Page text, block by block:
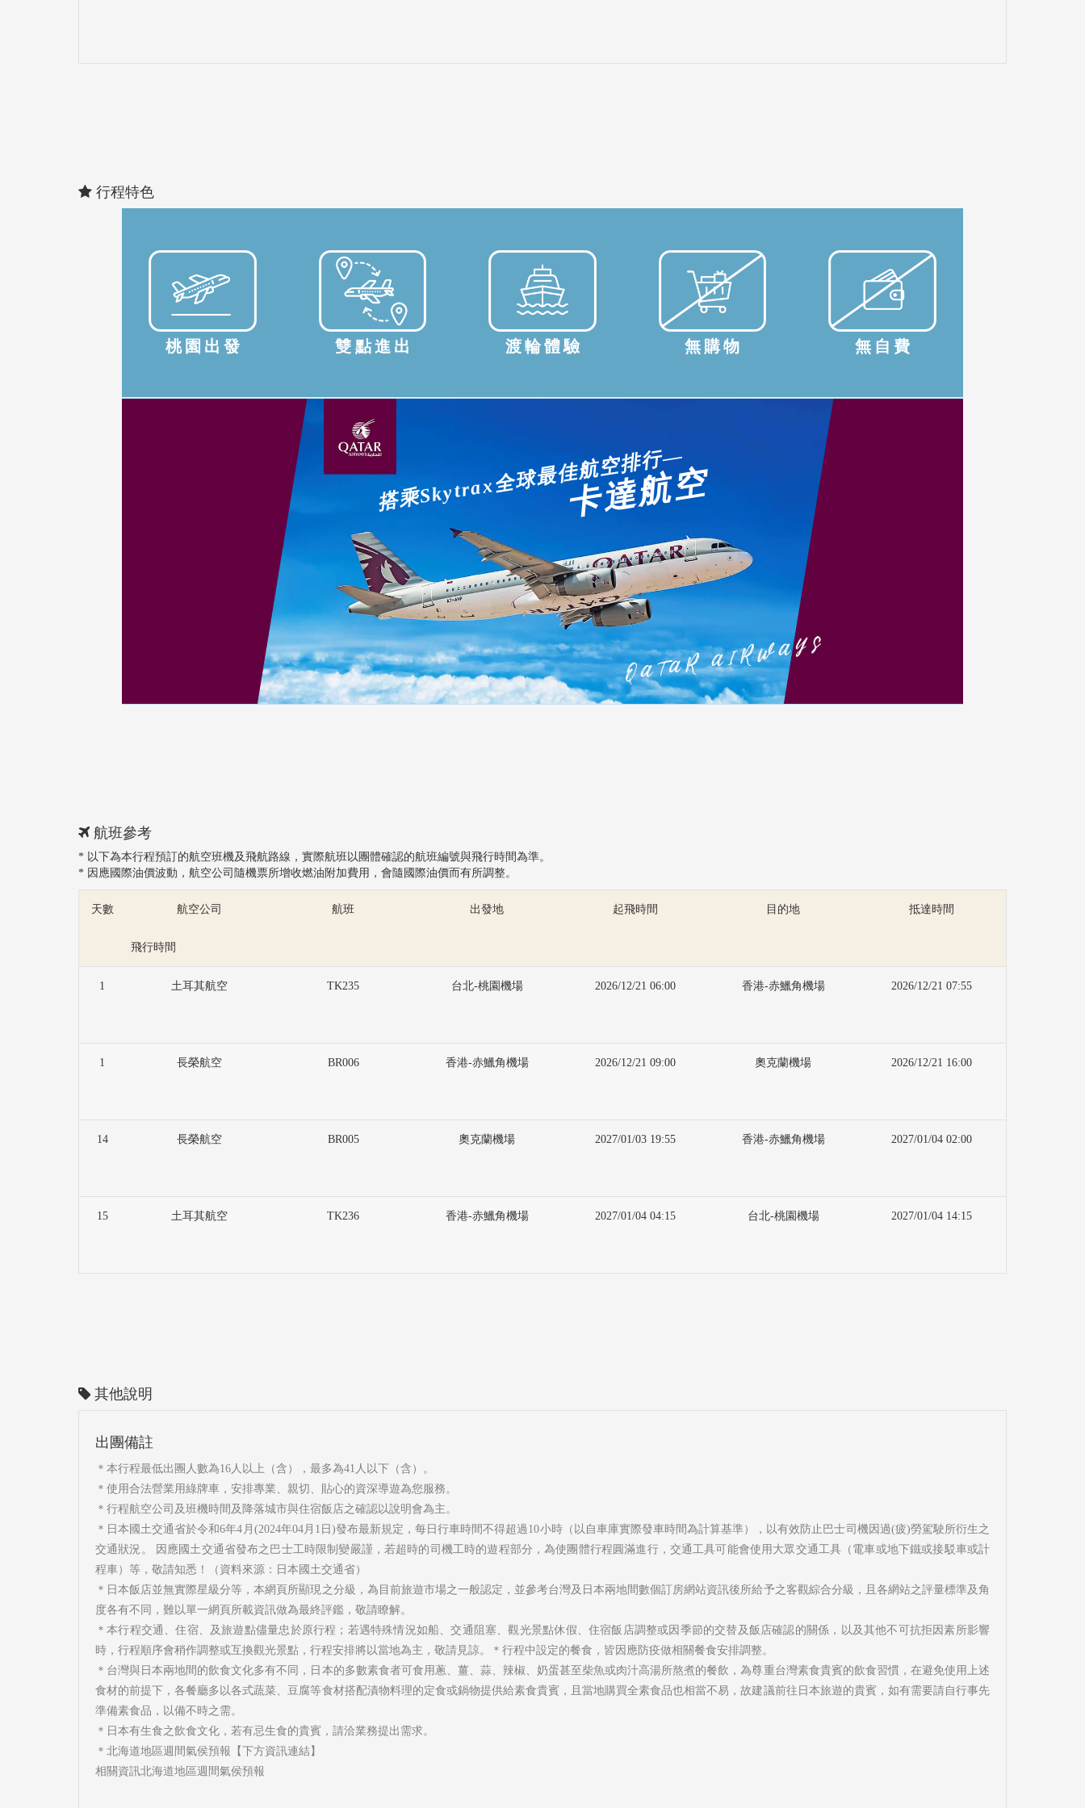
行程特色
桃園出發 雙點進出 渡輪體驗 無購物 無自費
搭乘Skytrax全球最佳航空排行—
卡達航空
航班參考
* 以下為本行程預訂的航空班機及飛航路線，實際航班以團體確認的航班編號與飛行時間為準。
* 因應國際油價波動，航空公司隨機票所增收燃油附加費用，會隨國際油價而有所調整。
天數 航空公司 航班 出發地 起飛時間 目的地 抵達時間
飛行時間
1 土耳其航空 TK235 台北-桃園機場 2026/12/21 06:00 香港-赤鱲角機場 2026/12/21 07:55
1 長榮航空 BR006 香港-赤鱲角機場 2026/12/21 09:00 奧克蘭機場 2026/12/21 16:00
14 長榮航空 BR005 奧克蘭機場 2027/01/03 19:55 香港-赤鱲角機場 2027/01/04 02:00
15 土耳其航空 TK236 香港-赤鱲角機場 2027/01/04 04:15 台北-桃園機場 2027/01/04 14:15
其他說明
出團備註
＊本行程最低出團人數為16人以上（含），最多為41人以下（含）。
＊使用合法營業用綠牌車，安排專業、親切、貼心的資深導遊為您服務。
＊行程航空公司及班機時間及降落城市與住宿飯店之確認以說明會為主。
＊日本國土交通省於令和6年4月(2024年04月1日)發布最新規定，每日行車時間不得超過10小時（以自車庫實際發車時間為計算基準），以有效防止巴士司機因過(疲)勞駕駛所衍生之
交通狀況。 因應國土交通省發布之巴士工時限制變嚴謹，若超時的司機工時的遊程部分，為使團體行程圓滿進行，交通工具可能會使用大眾交通工具（電車或地下鐵或接駁車或計
程車）等，敬請知悉！（資料來源：日本國土交通省）
＊日本飯店並無實際星級分等，本網頁所顯現之分級，為目前旅遊市場之一般認定，並參考台灣及日本兩地間數個訂房網站資訊後所給予之客觀綜合分級，且各網站之評量標準及角
度各有不同，難以單一網頁所載資訊做為最終評鑑，敬請瞭解。
＊本行程交通、住宿、及旅遊點儘量忠於原行程；若遇特殊情況如船、交通阻塞、觀光景點休假、住宿飯店調整或因季節的交替及飯店確認的關係，以及其他不可抗拒因素所影響
時，行程順序會稍作調整或互換觀光景點，行程安排將以當地為主，敬請見諒。＊行程中設定的餐食，皆因應防疫做相關餐食安排調整。
＊台灣與日本兩地間的飲食文化多有不同，日本的多數素食者可食用蔥、薑、蒜、辣椒、奶蛋甚至柴魚或肉汁高湯所熬煮的餐飲，為尊重台灣素食貴賓的飲食習慣，在避免使用上述
食材的前提下，各餐廳多以各式蔬菜、豆腐等食材搭配漬物料理的定食或鍋物提供給素食貴賓，且當地購買全素食品也相當不易，故建議前往日本旅遊的貴賓，如有需要請自行事先
準備素食品，以備不時之需。
＊日本有生食之飲食文化，若有忌生食的貴賓，請洽業務提出需求。
＊北海道地區週間氣侯預報【下方資訊連結】
相關資訊北海道地區週間氣侯預報